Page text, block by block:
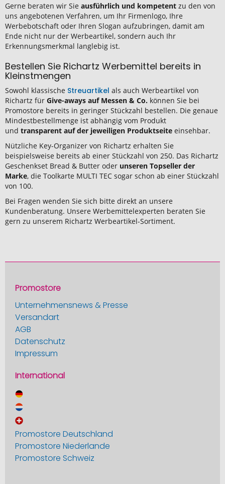
Gerne beraten wir Sie ausführlich und kompetent zu den von
uns angebotenen Verfahren, um Ihr Firmenlogo, Ihre
Werbebotschaft oder Ihren Slogan aufzubringen, damit am
Ende nicht nur der Werbeartikel, sondern auch Ihr
Erkennungsmerkmal langlebig ist.
Bestellen Sie Richartz Werbemittel bereits in
Kleinstmengen
Sowohl klassische Streuartikel als auch Werbeartikel von
Richartz für Give-aways auf Messen & Co. können Sie bei
Promostore bereits in geringer Stückzahl bestellen. Die genaue
Mindestbestellmenge ist abhängig vom Produkt
und transparent auf der jeweiligen Produktseite einsehbar.
Nützliche Key-Organizer von Richartz erhalten Sie
beispielsweise bereits ab einer Stückzahl von 250. Das Richartz
Geschenkset Bread & Butter oder unseren Topseller der
Marke, die Toolkarte MULTI TEC sogar schon ab einer Stückzahl
von 100.
Bei Fragen wenden Sie sich bitte direkt an unsere
Kundenberatung. Unsere Werbemittelexperten beraten Sie
gern zu unserem Richartz Werbeartikel-Sortiment.
Promostore
Unternehmensnews & Presse
Versandart
AGB
Datenschutz
Impressum
International
Promostore Deutschland
Promostore Niederlande
Promostore Schweiz